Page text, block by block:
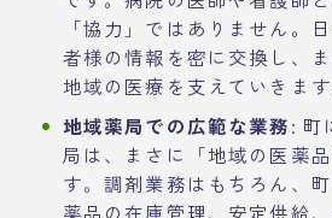
「協力」ではありません。
者様の情報を密に交換し、
地域の医療を支えていきます
地域薬局での広範な業務: 町
局は、まさに「地域の医薬
す。調剤業務はもちろん、
薬品の在庫管理、安定供給